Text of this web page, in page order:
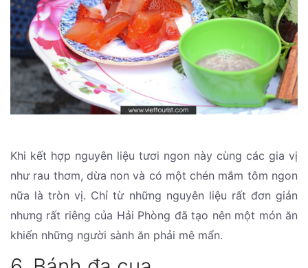
Khi kết hợp nguyên liệu tươi ngon này cùng các gia vị
như rau thơm, dừa non và có một chén mắm tôm ngon
nữa là tròn vị. Chỉ từ những nguyên liệu rất đơn giản
nhưng rất riêng của Hải Phòng đã tạo nên một món ăn
khiến những người sành ăn phải mê mẩn.